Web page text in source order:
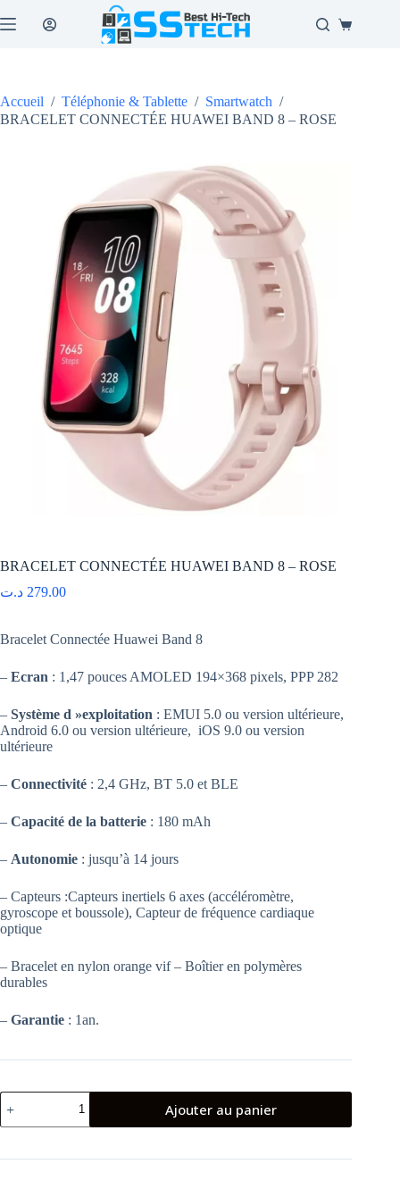
au
Panier
Accueil / Téléphonie & Tablette / Smartwatch /
BRACELET CONNECTÉE HUAWEI BAND 8 – ROSE
BRACELET CONNECTÉE HUAWEI BAND 8 – ROSE
279.00 د.ت
Bracelet Connectée Huawei Band 8
– Ecran : 1,47 pouces AMOLED 194×368 pixels, PPP 282
– Système d »exploitation : EMUI 5.0 ou version ultérieure,
Android 6.0 ou version ultérieure, iOS 9.0 ou version
ultérieure
– Connectivité : 2,4 GHz, BT 5.0 et BLE
– Capacité de la batterie : 180 mAh
– Autonomie : jusqu’à 14 jours
– Capteurs :Capteurs inertiels 6 axes (accéléromètre,
gyroscope et boussole), Capteur de fréquence cardiaque
optique
– Bracelet en nylon orange vif – Boîtier en polymères
durables
– Garantie : 1an.
quantité
de
BRACELET
HUAWEI
Ajouter au panier